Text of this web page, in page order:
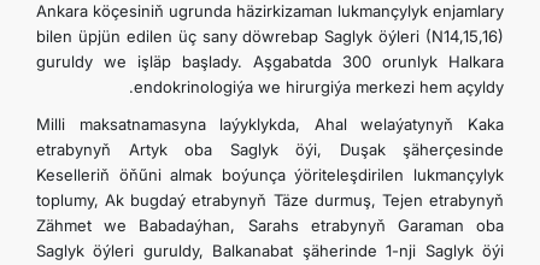
Ankara köçesiniň ugrunda häzirkizaman lukmançylyk enjamlary
bilen üpjün edilen üç sany döwrebap Saglyk öýleri (N14,15,16)
guruldy we işläp başlady. Aşgabatda 300 orunlyk Halkara
endokrinologiýa we hirurgiýa merkezi hem açyldy.
Milli maksatnamasyna laýyklykda, Ahal welaýatynyň Kaka
etrabynyň Artyk oba Saglyk öýi, Duşak şäherçesinde
Keselleriň öňűni almak boýunça ýöriteleşdirilen lukmançylyk
toplumy, Ak bugdaý etrabynyň Täze durmuş, Tejen etrabynyň
Zähmet we Babadaýhan, Sarahs etrabynyň Garaman oba
Saglyk öýleri guruldy, Balkanabat şäherinde 1-nji Saglyk öýi